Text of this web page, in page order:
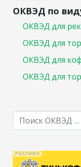
ОКВЭД по
ОКВЭД для
ОКВЭД для
ОКВЭД для
ОКВЭД для
В списке